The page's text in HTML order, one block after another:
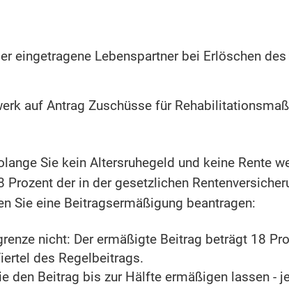
eingetragene Lebenspartner bei Erlöschen
auf Antrag Zuschüsse für
Sie kein Altersruhegeld und keine Rente
der in der gesetzlichen
Sie eine Beitragsermäßigung beantragen:
nicht: Der ermäßigte Beitrag beträgt 18
des Regelbeitrags.
den Beitrag bis zur Hälfte ermäßigen lassen -